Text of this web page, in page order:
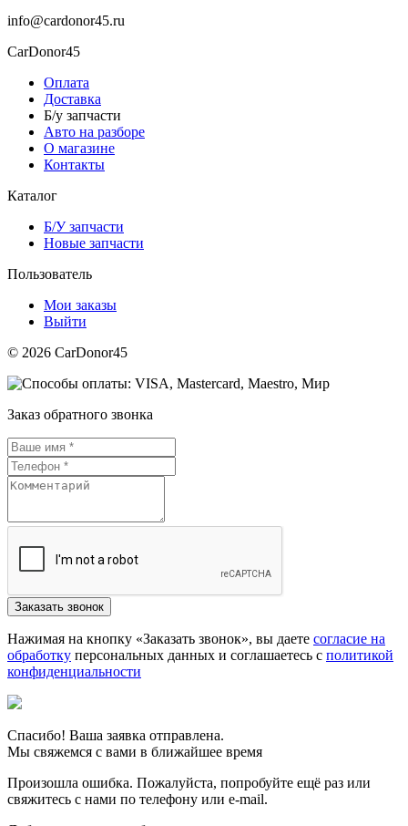
info@cardonor45.ru
CarDonor45
Оплата
Доставка
Б/у запчасти
Авто на разборе
О магазине
Контакты
Каталог
Б/У запчасти
Новые запчасти
Пользователь
Мои заказы
Выйти
© 2026 CarDonor45
Заказ обратного звонка
Нажимая на кнопку «Заказать звонок», вы даете согласие на
обработку персональных данных и соглашаетесь c политикой
конфиденциальности
Спасибо! Ваша заявка отправлена.
Мы свяжемся с вами в ближайшее время
Произошла ошибка. Пожалуйста, попробуйте ещё раз или
свяжитесь с нами по телефону или e-mail.